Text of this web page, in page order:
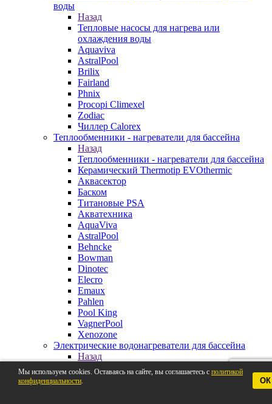
воды
Назад
Тепловые насосы для нагрева или
охлаждения воды
Aquaviva
AstralPool
Brilix
Fairland
Phnix
Procopi Climexel
Zodiac
Чиллер Calorex
Теплообменники - нагреватели для бассейна
Назад
Теплообменники - нагреватели для бассейна
Керамический Thermotip EVOthermic
Аквасектор
Баском
Титановые PSA
Акватехника
AquaViva
AstralPool
Behncke
Bowman
Dinotec
Elecro
Emaux
Pahlen
Pool King
VagnerPool
Xenozone
Электрические водонагреватели для бассейна
Назад
Электрические водонагреватели для
бассейна
Мы используем cookies. Оставаясь на сайте, вы соглашаетесь с политикой
конфиденциальности. ОК